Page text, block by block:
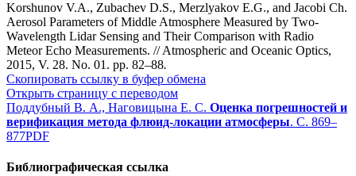
Korshunov V.A., Zubachev D.S., Merzlyakov E.G., and Jacobi Ch.
Aerosol Parameters of Middle Atmosphere Measured by Two-
Wavelength Lidar Sensing and Their Comparison with Radio
Meteor Echo Measurements. // Atmospheric and Oceanic Optics,
2015, V. 28. No. 01. pp. 82–88.
Скопировать ссылку в буфер обмена
Открыть страницу с переводом
Поддубный В. А., Наговицына Е. С. Оценка погрешностей и
верификация метода флюид-локации атмосферы. С. 869–
877PDF
Библиографическая ссылка